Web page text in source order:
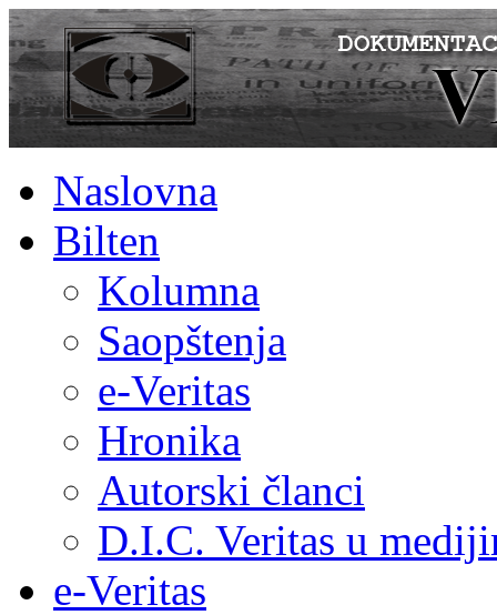
Naslovna
Bilten
Kolumna
Saopštenja
e-Veritas
Hronika
Autorski članci
D.I.C. Veritas u
e-Veritas